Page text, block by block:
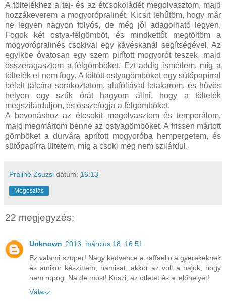
A töltelékhez a tej- és az étcsokoládét megolvasztom, majd
hozzákeverem a mogyorópralinét. Kicsit lehűtöm, hogy már
ne legyen nagyon folyós, de még jól adagolható legyen.
Fogok két ostya-félgömböt, és mindkettőt megtöltöm a
mogyorópralinés csokival egy kávéskanál segítségével. Az
egyikbe óvatosan egy szem pirított mogyorót teszek, majd
összeragasztom a félgömböket. Ezt addig ismétlem, míg a
töltelék el nem fogy. A töltött ostyagömböket egy sütőpapírral
bélelt tálcára sorakoztatom, alufóliával letakarom, és hűvös
helyen egy szűk órát hagyom állni, hogy a töltelék
megszilárduljon, és összefogja a félgömböket.
A bevonáshoz az étcsokit megolvasztom és temperálom,
majd megmártom benne az ostyagömböket. A frissen mártott
gömböket a durvára aprított mogyoróba hempergetem, és
sütőpapírra ültetem, míg a csoki meg nem szilárdul.
Praliné Zsuzsi dátum: 16:13
Megosztás
22 megjegyzés:
Unknown 2013. március 18. 16:51
Ez valami szuper! Nagy kedvence a raffaello a gyerekeknek
és amikor készíttem, hamisat, akkor az volt a bajuk, hogy
nem ropog. Na de most! Köszi, az ötletet és a lelőhelyet!
Válasz